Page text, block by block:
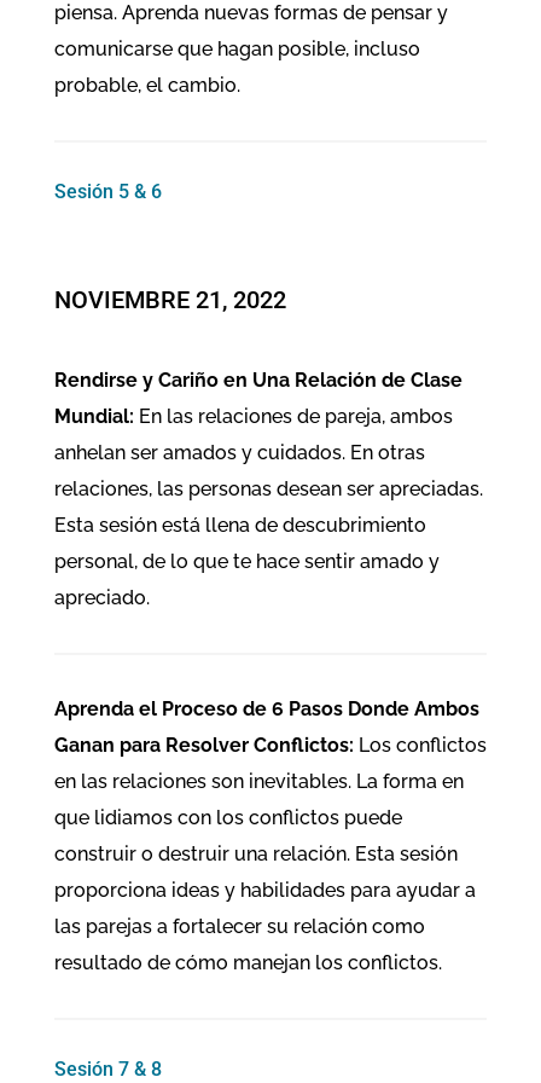
piensa. Aprenda nuevas formas de pensar y
comunicarse que hagan posible, incluso
probable, el cambio.
Sesión 5 & 6
NOVIEMBRE 21, 2022
Rendirse y Cariño en Una Relación de Clase
Mundial: En las relaciones de pareja, ambos
anhelan ser amados y cuidados. En otras
relaciones, las personas desean ser apreciadas.
Esta sesión está llena de descubrimiento
personal, de lo que te hace sentir amado y
apreciado.
Aprenda el Proceso de 6 Pasos Donde Ambos
Ganan para Resolver Conflictos: Los conflictos
en las relaciones son inevitables. La forma en
que lidiamos con los conflictos puede
construir o destruir una relación. Esta sesión
proporciona ideas y habilidades para ayudar a
las parejas a fortalecer su relación como
resultado de cómo manejan los conflictos.
Sesión 7 & 8